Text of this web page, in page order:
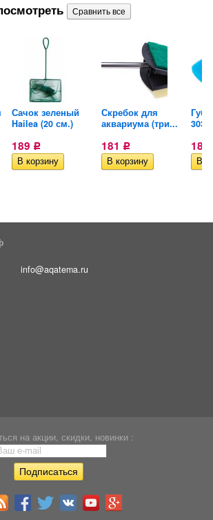
Сачок зеленый
Hailea (20 см.)
189 Р
Скребок для
аквариума (три...
181 Р
303/
180
info@aqatema.ru
на акции, скидки, новинки :